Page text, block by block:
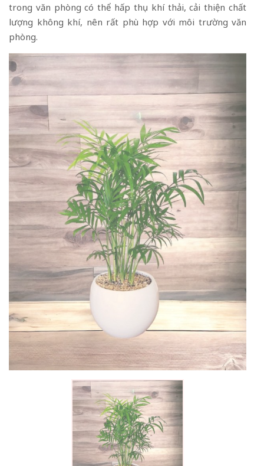
trong văn phòng có thể hấp thụ khí thải, cải thiện chất
lượng không khí, nên rất phù hợp với môi trường văn
phòng.